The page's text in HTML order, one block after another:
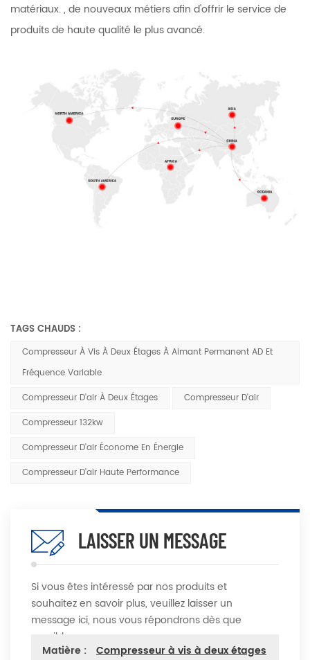
matériaux. , de nouveaux métiers afin d'offrir le service de
produits de haute qualité le plus avancé.
TAGS CHAUDS :
Compresseur À Vis À Deux Étages À Aimant Permanent AD Et
Fréquence Variable
Compresseur D'air À Deux Étages
Compresseur D'air
Compresseur 132kw
Compresseur D'air Économe En Énergie
Compresseur D'air Haute Performance
LAISSER UN MESSAGE
Si vous êtes intéressé par nos produits et
souhaitez en savoir plus, veuillez laisser un
message ici, nous vous répondrons dès que
possible
Matière :
Compresseur à vis à deux étages